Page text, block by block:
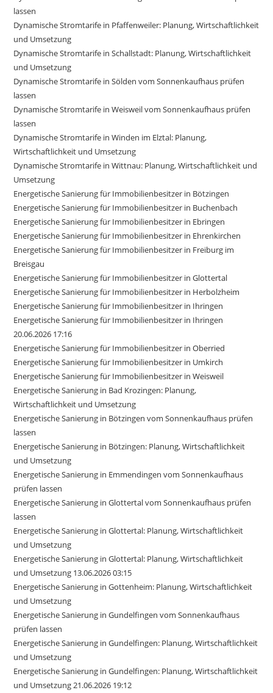
lassen
Dynamische Stromtarife in Pfaffenweiler: Planung, Wirtschaftlichkeit
und Umsetzung
Dynamische Stromtarife in Schallstadt: Planung, Wirtschaftlichkeit
und Umsetzung
Dynamische Stromtarife in Sölden vom Sonnenkaufhaus prüfen
lassen
Dynamische Stromtarife in Weisweil vom Sonnenkaufhaus prüfen
lassen
Dynamische Stromtarife in Winden im Elztal: Planung,
Wirtschaftlichkeit und Umsetzung
Dynamische Stromtarife in Wittnau: Planung, Wirtschaftlichkeit und
Umsetzung
Energetische Sanierung für Immobilienbesitzer in Bötzingen
Energetische Sanierung für Immobilienbesitzer in Buchenbach
Energetische Sanierung für Immobilienbesitzer in Ebringen
Energetische Sanierung für Immobilienbesitzer in Ehrenkirchen
Energetische Sanierung für Immobilienbesitzer in Freiburg im
Breisgau
Energetische Sanierung für Immobilienbesitzer in Glottertal
Energetische Sanierung für Immobilienbesitzer in Herbolzheim
Energetische Sanierung für Immobilienbesitzer in Ihringen
Energetische Sanierung für Immobilienbesitzer in Ihringen
20.06.2026 17:16
Energetische Sanierung für Immobilienbesitzer in Oberried
Energetische Sanierung für Immobilienbesitzer in Umkirch
Energetische Sanierung für Immobilienbesitzer in Weisweil
Energetische Sanierung in Bad Krozingen: Planung,
Wirtschaftlichkeit und Umsetzung
Energetische Sanierung in Bötzingen vom Sonnenkaufhaus prüfen
lassen
Energetische Sanierung in Bötzingen: Planung, Wirtschaftlichkeit
und Umsetzung
Energetische Sanierung in Emmendingen vom Sonnenkaufhaus
prüfen lassen
Energetische Sanierung in Glottertal vom Sonnenkaufhaus prüfen
lassen
Energetische Sanierung in Glottertal: Planung, Wirtschaftlichkeit
und Umsetzung
Energetische Sanierung in Glottertal: Planung, Wirtschaftlichkeit
und Umsetzung 13.06.2026 03:15
Energetische Sanierung in Gottenheim: Planung, Wirtschaftlichkeit
und Umsetzung
Energetische Sanierung in Gundelfingen vom Sonnenkaufhaus
prüfen lassen
Energetische Sanierung in Gundelfingen: Planung, Wirtschaftlichkeit
und Umsetzung
Energetische Sanierung in Gundelfingen: Planung, Wirtschaftlichkeit
und Umsetzung 21.06.2026 19:12